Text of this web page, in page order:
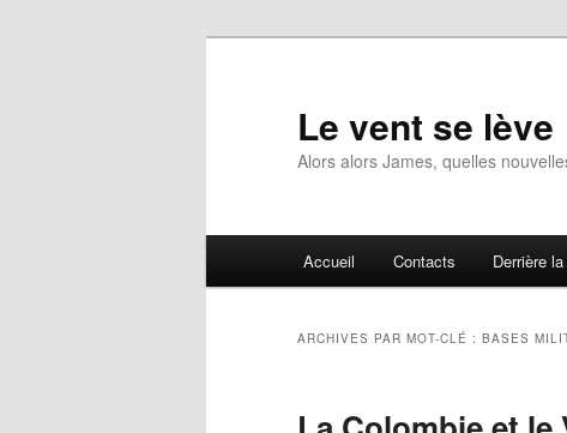
Le vent se lève
Alors alors James, quelles
Accueil Contacts Derrière
ARCHIVES PAR MOT-CLÉ : BASES